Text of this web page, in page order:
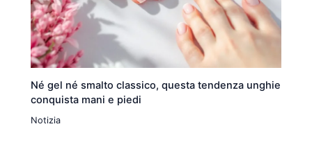
Né gel né smalto classico, questa tendenza unghie
conquista mani e piedi
Notizia